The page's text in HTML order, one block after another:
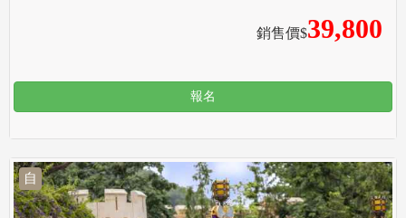
銷售價$39,800
報名
自